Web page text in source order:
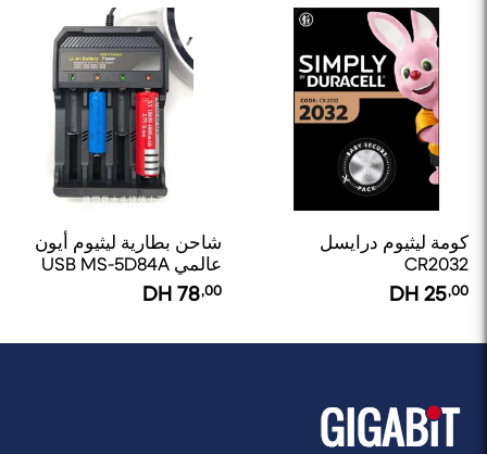
كومة ليثيوم درايسل
CR2032
25,00
شاحن بطارية ليثيوم أيون
عالمي USB MS-5D84A
18650
78,00